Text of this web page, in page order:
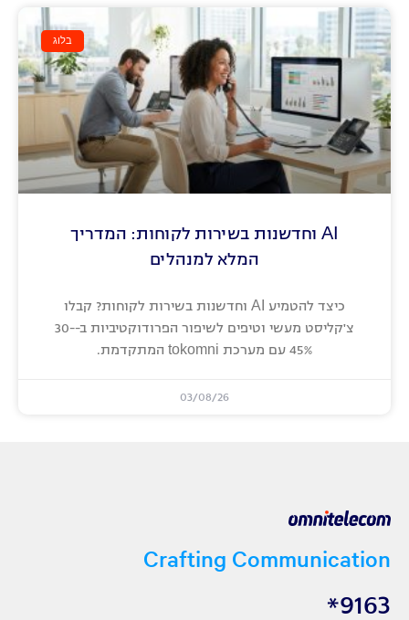
בלוג
AI וחדשנות בשירות לקוחות: המדריך
המלא למנהלים
כיצד להטמיע AI וחדשנות בשירות לקוחות? קבלו
צ'קליסט מעשי וטיפים לשיפור הפרודוקטיביות ב-30-
45% עם מערכת tokomni המתקדמת.
03/08/26
Crafting Communication
9163*